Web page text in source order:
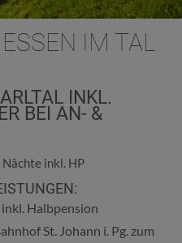
IM TAL D
INKL. B
BEI AN- & R
inkl. HP
Halbpension
St. Johann i. Pg. zum